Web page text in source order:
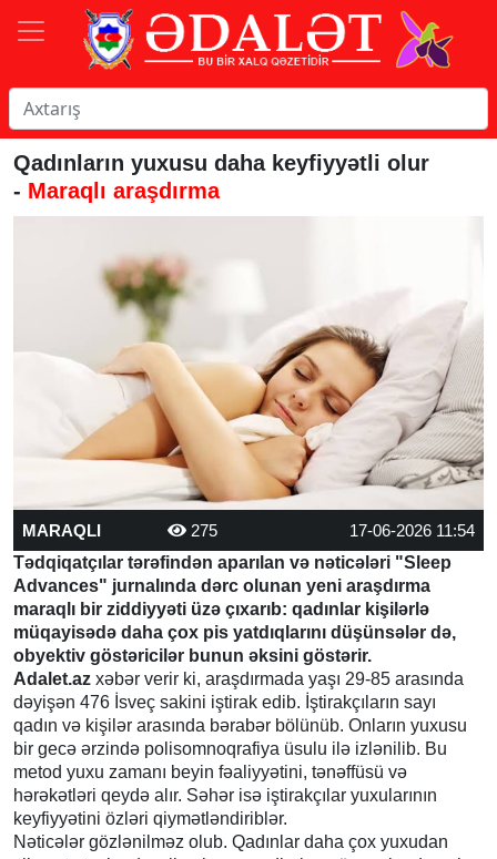
Qadınların yuxusu daha keyfiyyətli olur
- Maraqlı araşdırma
MARAQLI 275
17-06-2026 11:54
Tədqiqatçılar tərəfindən aparılan və nəticələri "Sleep
Advances" jurnalında dərc olunan yeni araşdırma
maraqlı bir ziddiyyəti üzə çıxarıb: qadınlar kişilərlə
müqayisədə daha çox pis yatdıqlarını düşünsələr də,
obyektiv göstəricilər bunun əksini göstərir.
Adalet.az xəbər verir ki, araşdırmada yaşı 29-85 arasında
dəyişən 476 İsveç sakini iştirak edib. İştirakçıların sayı
qadın və kişilər arasında bərabər bölünüb. Onların yuxusu
bir gecə ərzində polisomnoqrafiya üsulu ilə izlənilib. Bu
metod yuxu zamanı beyin fəaliyyətini, tənəffüsü və
hərəkətləri qeydə alır. Səhər isə iştirakçılar yuxularının
keyfiyyətini özləri qiymətləndiriblər.
Nəticələr gözlənilməz olub. Qadınlar daha çox yuxudan